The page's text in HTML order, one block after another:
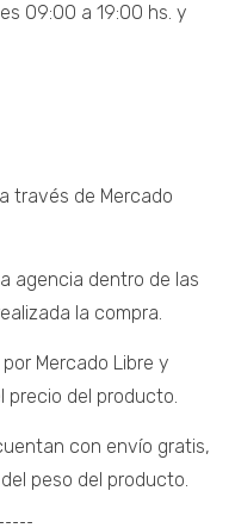
09:00 a 19:00 hs. y
través de Mercado
agencia dentro de las
la compra.
Mercado Libre y
precio del producto.
con envío gratis,
peso del producto.